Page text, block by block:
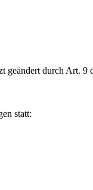
durch Art. 9
statt: